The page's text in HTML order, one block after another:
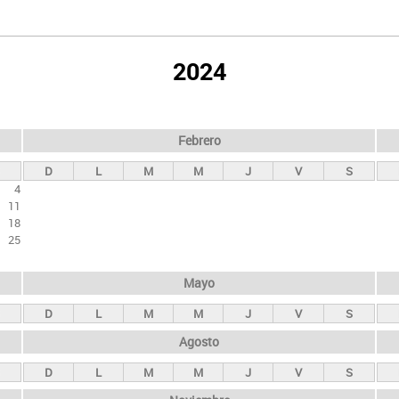
2024
4
11
18
25
Febrero
D L M M J V S
Mayo
D L M M J V S
Agosto
D L M M J V S